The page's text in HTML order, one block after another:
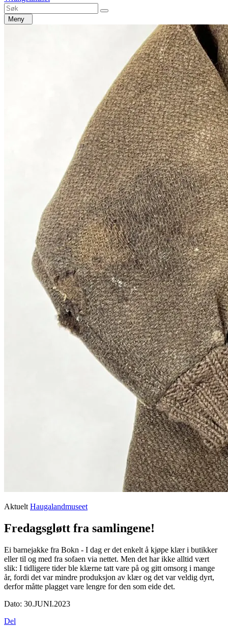
Meny
Aktuelt Haugalandmuseet
Fredagsgløtt fra samlingene!
Ei barnejakke fra Bokn - I dag er det enkelt å kjøpe klær i butikker
eller til og med fra sofaen via nettet. Men det har ikke alltid vært
slik: I tidligere tider ble klærne tatt vare på og gitt omsorg i mange
år, fordi det var mindre produksjon av klær og det var veldig dyrt,
derfor måtte plagget vare lengre for den som eide det.
Dato: 30.JUNI.2023
Del